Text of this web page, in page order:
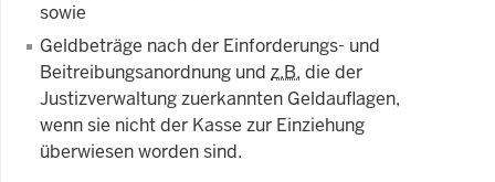
sowie
Geldbeträge nach der Einforderungs- und
Beitreibungsanordnung und z.B. die der
Justizverwaltung zuerkannten Geldauflagen,
wenn sie nicht der Kasse zur Einziehung
überwiesen worden sind.